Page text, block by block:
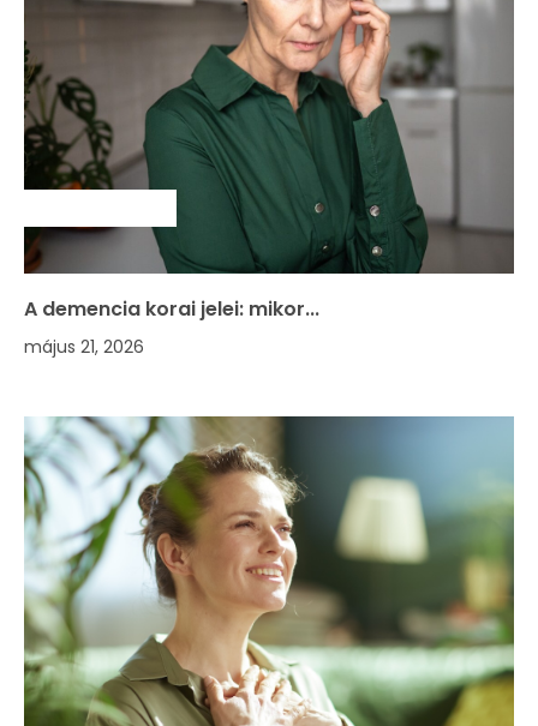
A demencia korai jelei: mikor...
május 21, 2026